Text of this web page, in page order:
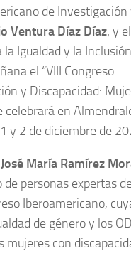
de Investigación
Ventura Díaz Díaz; y el
Igualdad y la
el “VIII Congreso
y Discapacidad:
celebrará en
y 2 de diciembre de
José María Ramírez
personas expertas
Iberoamericano,
de género y los
con